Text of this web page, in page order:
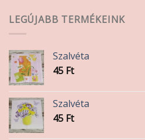
LEGÚJABB TERMÉKEINK
Szalvéta
45 Ft
Szalvéta
45 Ft